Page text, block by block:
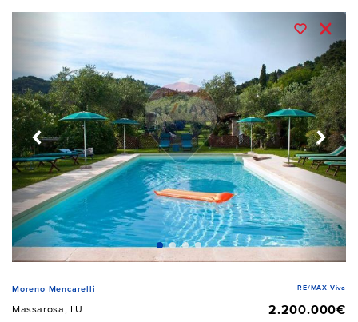
Moreno Mencarelli RE/MAX Viva
Massarosa, LU
2.200.000€